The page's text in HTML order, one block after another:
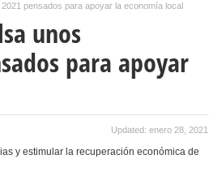
pensados para apoyar la economía local
unos
para apoyar
Updated: enero 28, 2021
y estimular la recuperación económica de